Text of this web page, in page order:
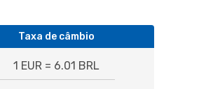
Taxa de câmbio
1 EUR = 6.01 BRL